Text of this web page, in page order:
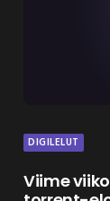
DIGILELUT
Viime